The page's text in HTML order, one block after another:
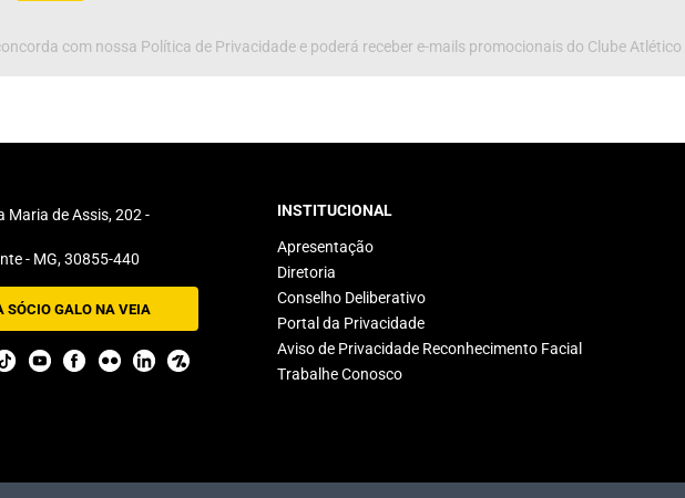
com nossa Política de Privacidade e poderá receber e-mails promocionais do Clube
Maria de Assis, 202 -
- MG, 30855-440
SÓCIO GALO NA VEIA
INSTITUCIONAL
Apresentação
Diretoria
Conselho Deliberativo
Portal da Privacidade
Aviso de Privacidade Reconhecimento Facial
Trabalhe Conosco